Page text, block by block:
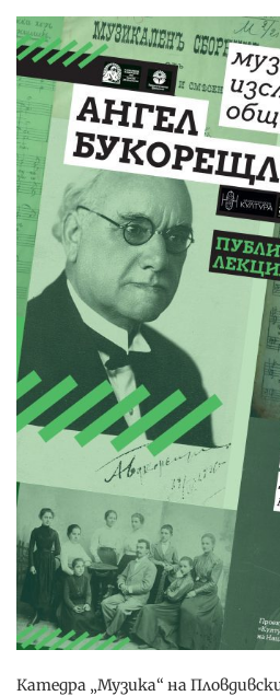
Катедра „Музика“ на